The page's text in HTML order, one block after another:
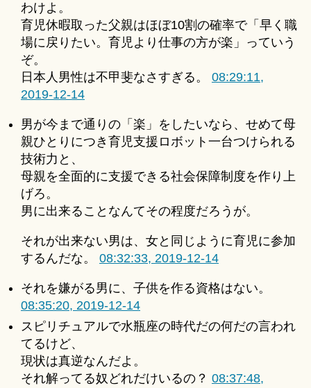
わけよ。
育児休暇取った父親はほぼ10割の確率で「早く職
場に戻りたい。育児より仕事の方が楽」っていう
ぞ。
日本人男性は不甲斐なさすぎる。 08:29:11,
2019-12-14
男が今まで通りの「楽」をしたいなら、せめて母
親ひとりにつき育児支援ロボット一台つけられる
技術力と、
母親を全面的に支援できる社会保障制度を作り上
げろ。
男に出来ることなんてその程度だろうが。
それが出来ない男は、女と同じように育児に参加
するんだな。 08:32:33, 2019-12-14
それを嫌がる男に、子供を作る資格はない。
08:35:20, 2019-12-14
スピリチュアルで水瓶座の時代だの何だの言われ
てるけど、
現状は真逆なんだよ。
それ解ってる奴どれだけいるの？ 08:37:48,